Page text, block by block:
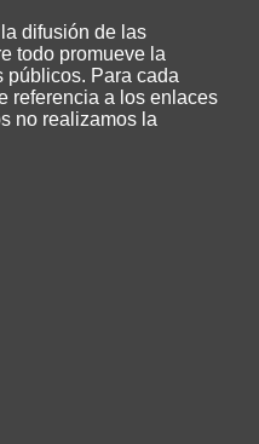
difusión de las
todo promueve la
públicos. Para cada
referencia a los enlaces
no realizamos la